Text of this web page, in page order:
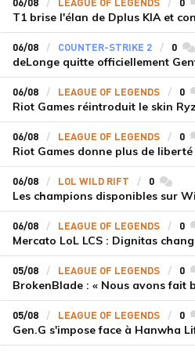
06/08 COUNTER-STRIKE 2 0
06/08 LEAGUE OF LEGENDS 0
06/08 LEAGUE OF LEGENDS 0
06/08 LOL WILD RIFT 0
06/08 LEAGUE OF LEGENDS 0
05/08 LEAGUE OF LEGENDS 0
05/08 LEAGUE OF LEGENDS 0